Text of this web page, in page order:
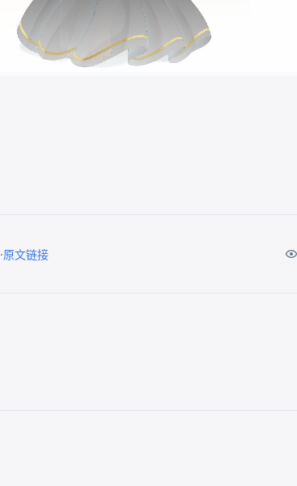
·原文链接